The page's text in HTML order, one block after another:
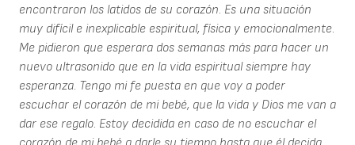
encontraron los latidos de su corazón. Es una situación
muy difícil e inexplicable espiritual, física y emocionalmente.
Me pidieron que esperara dos semanas más para hacer un
nuevo ultrasonido que en la vida espiritual siempre hay
esperanza. Tengo mi fe puesta en que voy a poder
escuchar el corazón de mi bebé, que la vida y Dios me van a
dar ese regalo. Estoy decidida en caso de no escuchar el